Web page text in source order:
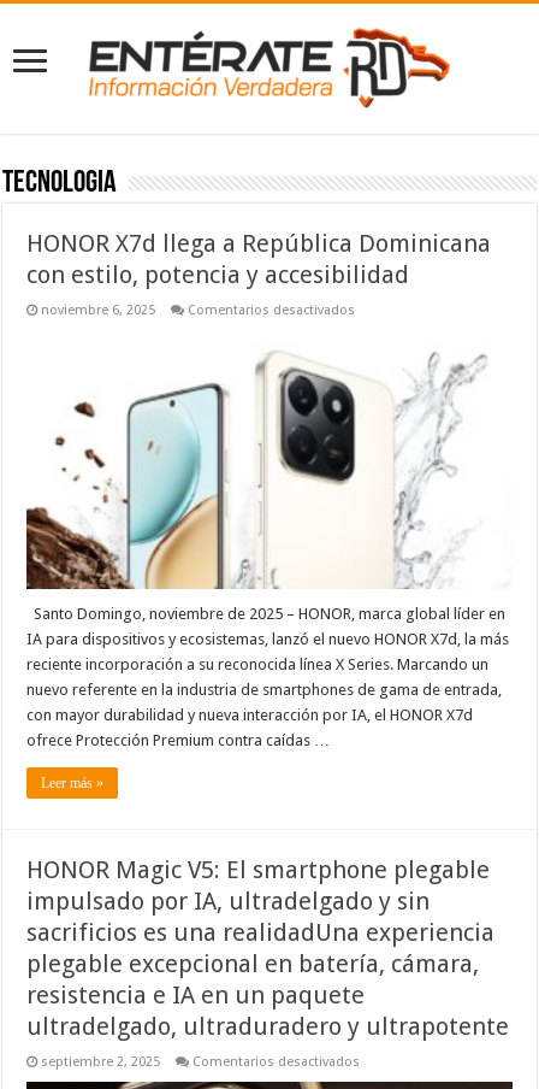
Tecnologia
HONOR X7d llega a República Dominicana
con estilo, potencia y accesibilidad
noviembre 6, 2025 Comentarios desactivados
a
República
Dominicana
potencia
y
accesibilidad
Santo Domingo, noviembre de 2025 – HONOR, marca global líder en
IA para dispositivos y ecosistemas, lanzó el nuevo HONOR X7d, la más
reciente incorporación a su reconocida línea X Series. Marcando un
nuevo referente en la industria de smartphones de gama de entrada,
con mayor durabilidad y nueva interacción por IA, el HONOR X7d
ofrece Protección Premium contra caídas …
Leer más »
HONOR Magic V5: El smartphone plegable
impulsado por IA, ultradelgado y sin
sacrificios es una realidadUna experiencia
plegable excepcional en batería, cámara,
resistencia e IA en un paquete
ultradelgado, ultraduradero y ultrapotente
septiembre 2, 2025 Comentarios desactivados